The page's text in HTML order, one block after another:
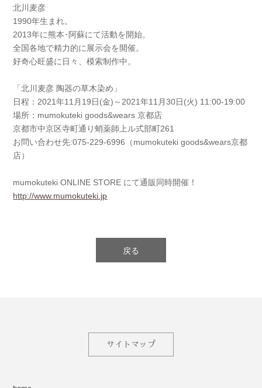
北川麦彦
1990年生まれ。
2013年に熊本･阿蘇にて活動を開始。
全国各地で精力的に展示会を開催。
好奇心旺盛に日々、模索制作中。
「北川麦彦 陶器の草木染め」
日程：2021年11月19日(金)～2021年11月30日(火) 11:00-19:00
場所：mumokuteki goods&wears 京都店
京都市中京区寺町通り蛸薬師上ル式部町261
お問い合わせ先:075-229-6996（mumokuteki goods&wears京都
店）
mumokuteki ONLINE STORE にて通販同時開催！
http://www.mumokuteki.jp
戻る
サイトマップ